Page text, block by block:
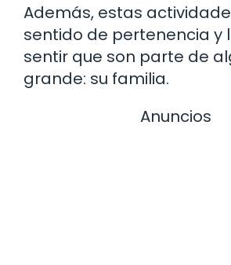
Además, estas
sentido de pertenencia y
sentir que son parte de
grande: su familia.
Anuncios